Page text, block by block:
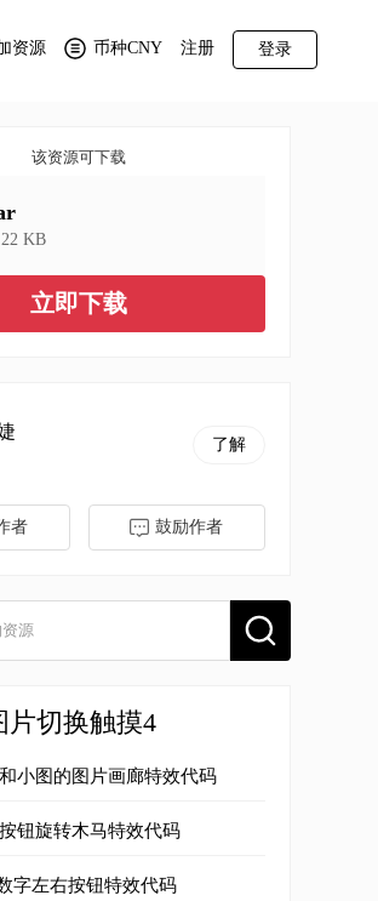
资源 币种CNY 注册 登录
该资源可下载
KB
立即下载
了解
者 鼓励作者
片切换触摸4
小图的图片画廊特效代码
钮旋转木马特效代码
字左右按钮特效代码